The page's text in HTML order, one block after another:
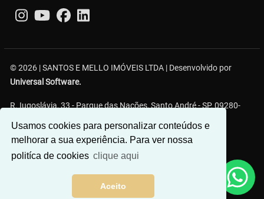
Usamos cookies para personalizar conteúdos e
melhorar a sua experiência. Para ver nossa
politíca de cookies clique aqui
Aceito
© 2026 | SANTOS E MELLO IMÓVEIS LTDA | Desenvolvido por
Universal Software.
R. Iugoslávia, 33 - Parque das Nações, Santo André - SP, 09280-